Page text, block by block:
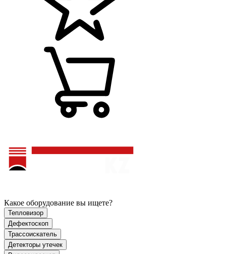
Какое оборудование вы ищете?
Тепловизор
Дефектоскоп
Трассоискатель
Детекторы утечек